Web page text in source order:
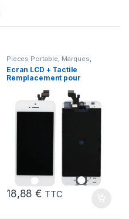
Pieces Portable Marques
Ecran LCD + Tactile
Remplacement pour
18,88€ TTC